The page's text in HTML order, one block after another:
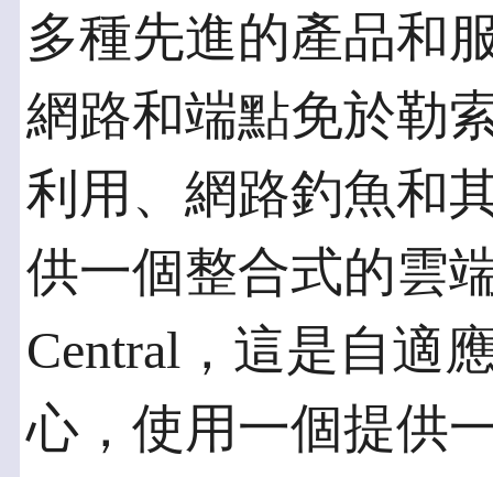
多種先進的產品和
網路和端點免於勒
利用、網路釣魚和
供一個整合式的雲
Central，這是自適
心，使用一個提供